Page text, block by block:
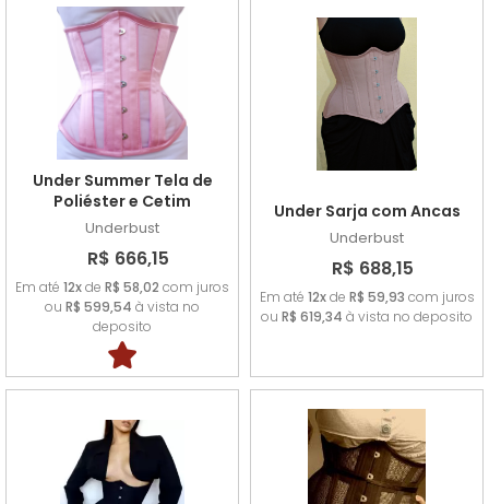
Under Summer Tela de
Poliéster e Cetim
Underbust
R$ 666,15
Em até 12xde R$ 58,02 com juros
ou R$ 599,54 à vista no
deposito
Under Sarja com Ancas
Underbust
R$ 688,15
Em até 12xde R$ 59,93 com juros
ou R$ 619,34 à vista no deposito